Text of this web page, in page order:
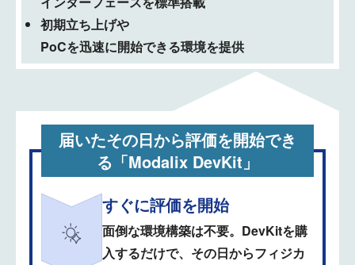
初期立ち上げや
PoCを迅速に開始できる環境を提供
届いたその日から評価を開始でき
る「Modalix DevKit」
すぐに評価を開始
面倒な環境構築は不要。DevKitを購
入するだけで、その日からフィジカ